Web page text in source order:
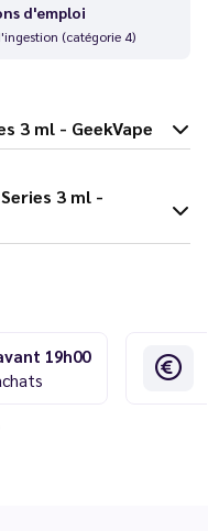
d'emploi
(catégorie 4)
3 ml - GeekVape
19h00